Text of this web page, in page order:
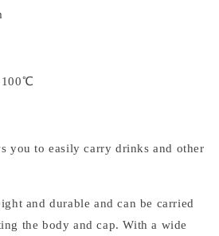
100℃
you to easily carry drinks and other
and durable and can be carried
the body and cap. With a wide